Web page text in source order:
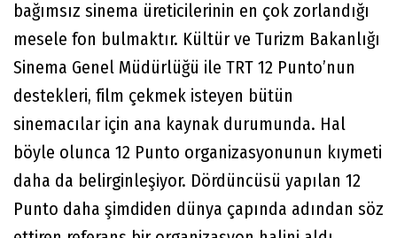
bağımsız sinema üreticilerinin en çok zorlandığı
mesele fon bulmaktır. Kültür ve Turizm Bakanlığı
Sinema Genel Müdürlüğü ile TRT 12 Punto’nun
destekleri, film çekmek isteyen bütün
sinemacılar için ana kaynak durumunda. Hal
böyle olunca 12 Punto organizasyonunun kıymeti
daha da belirginleşiyor. Dördüncüsü yapılan 12
Punto daha şimdiden dünya çapında adından söz